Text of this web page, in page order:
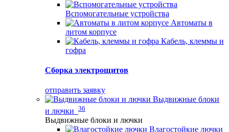
Вспомогательные устройства
Автоматы в
литом корпусе
Кабель, клеммы и
гофра
Сборка электрощитов
отправить заявку
Выдвижные блоки
и лючки 36
Выдвижные блоки и лючки
Влагостойкие лючки